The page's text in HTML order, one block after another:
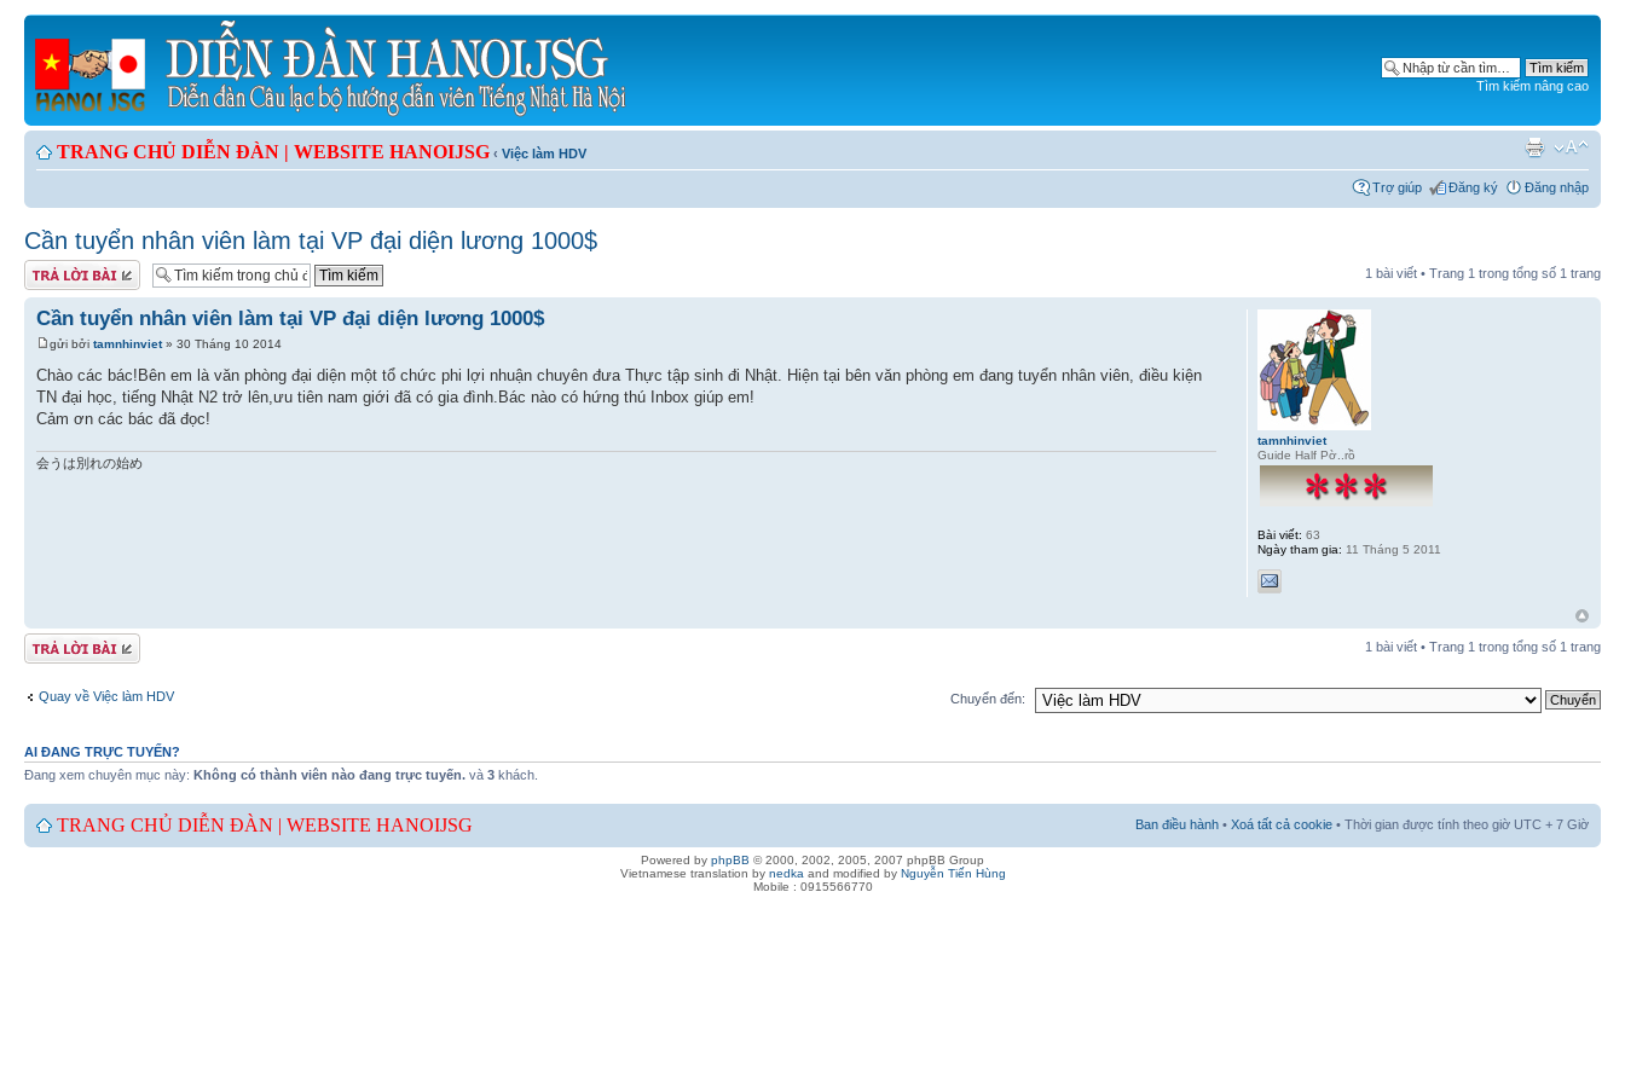
Tìm kiếm nâng cao
TRANG CHỦ DIỄN ĐÀN | WEBSITE HANOIJSG ‹ Việc làm HDV
Trợ giúp Đăng ký Đăng nhập
Cần tuyển nhân viên làm tại VP đại diện lương 1000$
Gửi bài trả lời 1 bài viết • Trang 1 trong tổng số 1 trang
Cần tuyển nhân viên làm tại VP đại diện lương 1000$
gửi bởi tamnhinviet» 30 Tháng 10 2014
Chào các bác!Bên em là văn phòng đại diện một tổ chức phi lợi nhuận chuyên đưa Thực tập sinh đi Nhật. Hiện tại bên văn phòng em đang tuyển nhân viên, điều kiện
TN đại học, tiếng Nhật N2 trở lên,ưu tiên nam giới đã có gia đình.Bác nào có hứng thú Inbox giúp em!
Cảm ơn các bác đã đọc!
会うは別れの始め
tamnhinviet
Guide Half Pờ..rồ
Bài viết: 63
Ngày tham gia: 11 Tháng 5 2011
Gửi bài trả lời 1 bài viết • Trang 1 trong tổng số 1 trang
Quay về Việc làm HDV Chuyển đến:
AI ĐANG TRỰC TUYẾN?
Đang xem chuyên mục này: Không có thành viên nào đang trực tuyến. và 3 khách.
TRANG CHỦ DIỄN ĐÀN | WEBSITE HANOIJSG Ban điều hành • Xoá tất cả cookie • Thời gian được tính theo giờ UTC + 7 Giờ
Powered by phpBB © 2000, 2002, 2005, 2007 phpBB Group
Vietnamese translation by nedka and modified by Nguyễn Tiến Hùng
Mobile : 0915566770